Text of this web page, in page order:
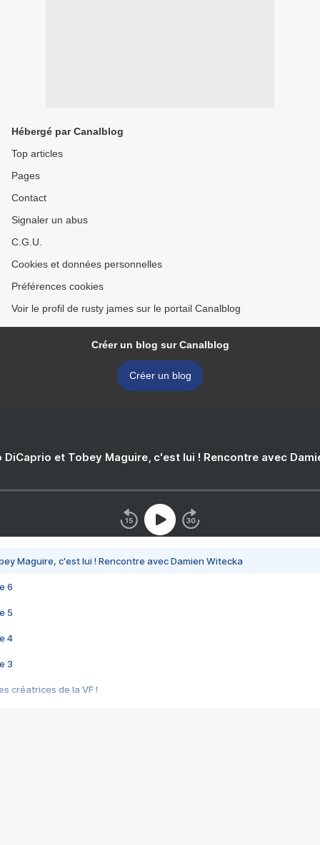
Hébergé par Canalblog
Top articles
Pages
Contact
Signaler un abus
C.G.U.
Cookies et données personnelles
Préférences cookies
Voir le profil de rusty james sur le portail Canalblog
Créer un blog sur Canalblog
Créer un blog
DiCaprio et Tobey Maguire, c'est lui ! Rencontre avec
Maguire, c'est lui ! Rencontre avec Damien Witecka
6
5
4
3
créatrices de la VF !